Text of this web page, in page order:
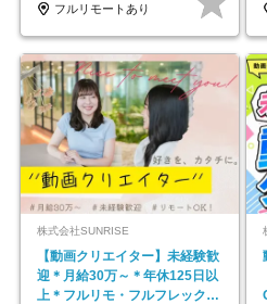
フルリモートあり
株式会社SUNRISE
【動画クリエイター】未経験歓
迎＊月給30万～＊年休125日以
上＊フルリモ・フルフレックス